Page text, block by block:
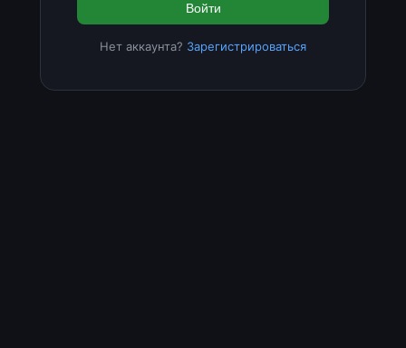
Войти
Нет аккаунта? Зарегистрироваться